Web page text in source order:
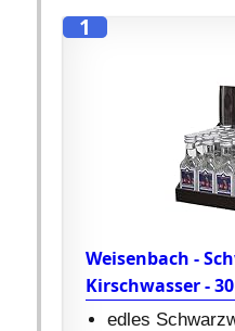
1
Weisenbach -
Kirschwasser -
edles